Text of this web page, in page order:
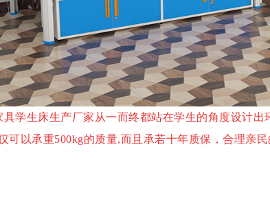
具学生床生产厂家从一而终都站在学生的角度设计出
可以承重500kg的质量,而且承若十年质保 ， 合理亲民